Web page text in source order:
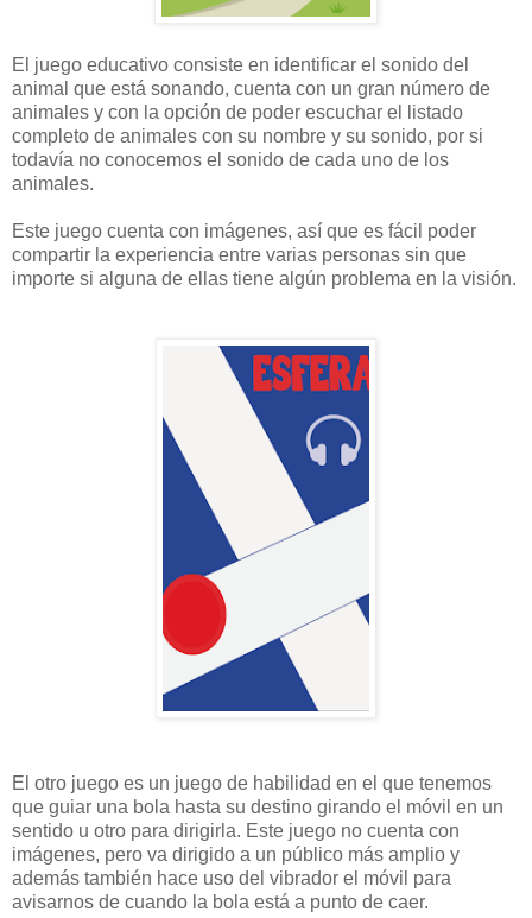
El juego educativo consiste en identificar el sonido del
animal que está sonando, cuenta con un gran número de
animales y con la opción de poder escuchar el listado
completo de animales con su nombre y su sonido, por si
todavía no conocemos el sonido de cada uno de los
animales.
Este juego cuenta con imágenes, así que es fácil poder
compartir la experiencia entre varias personas sin que
importe si alguna de ellas tiene algún problema en la visión.
El otro juego es un juego de habilidad en el que tenemos
que guiar una bola hasta su destino girando el móvil en un
sentido u otro para dirigirla. Este juego no cuenta con
imágenes, pero va dirigido a un público más amplio y
además también hace uso del vibrador el móvil para
avisarnos de cuando la bola está a punto de caer.